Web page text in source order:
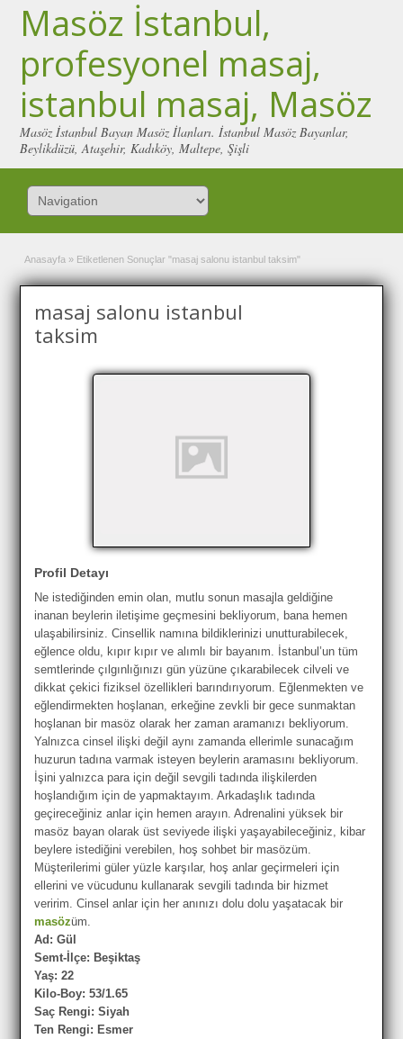
Masöz İstanbul,
profesyonel masaj,
istanbul masaj, Masöz
Masöz İstanbul Bayan Masöz İlanları. İstanbul Masöz Bayanlar,
Beylikdüzü, Ataşehir, Kadıköy, Maltepe, Şişli
Anasayfa » Etiketlenen Sonuçlar "masaj salonu istanbul taksim"
masaj salonu istanbul
taksim
Profil Detayı
Ne istediğinden emin olan, mutlu sonun masajla geldiğine
inanan beylerin iletişime geçmesini bekliyorum, bana hemen
ulaşabilirsiniz. Cinsellik namına bildiklerinizi unutturabilecek,
eğlence oldu, kıpır kıpır ve alımlı bir bayanım. İstanbul’un tüm
semtlerinde çılgınlığınızı gün yüzüne çıkarabilecek cilveli ve
dikkat çekici fiziksel özellikleri barındırıyorum. Eğlenmekten ve
eğlendirmekten hoşlanan, erkeğine zevkli bir gece sunmaktan
hoşlanan bir masöz olarak her zaman aramanızı bekliyorum.
Yalnızca cinsel ilişki değil aynı zamanda ellerimle sunacağım
huzurun tadına varmak isteyen beylerin aramasını bekliyorum.
İşini yalnızca para için değil sevgili tadında ilişkilerden
hoşlandığım için de yapmaktayım. Arkadaşlık tadında
geçireceğiniz anlar için hemen arayın. Adrenalini yüksek bir
masöz bayan olarak üst seviyede ilişki yaşayabileceğiniz, kibar
beylere istediğini verebilen, hoş sohbet bir masözüm.
Müşterilerimi güler yüzle karşılar, hoş anlar geçirmeleri için
ellerini ve vücudunu kullanarak sevgili tadında bir hizmet
veririm. Cinsel anlar için her anınızı dolu dolu yaşatacak bir
masözüm.
Ad: Gül
Semt-İlçe: Beşiktaş
Yaş: 22
Kilo-Boy: 53/1.65
Saç Rengi: Siyah
Ten Rengi: Esmer